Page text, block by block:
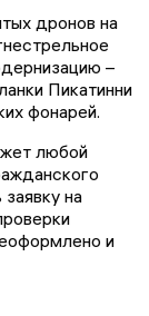
дронов на
–
Пикатинни
фонарей.
любой
на
и